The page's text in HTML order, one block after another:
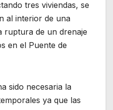
tres viviendas, se
al interior de una
ruptura de un drenaje
en el Puente de
sido necesaria la
ya que las